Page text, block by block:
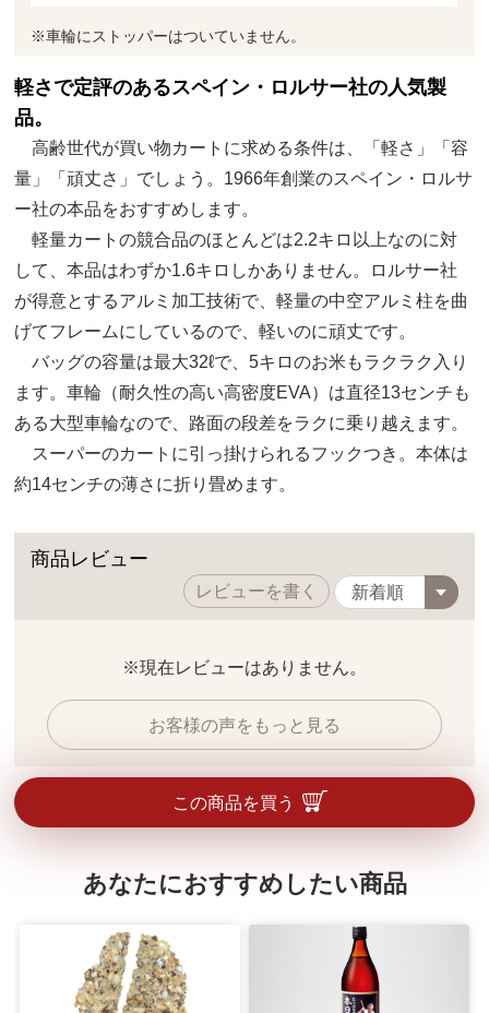
※車輪にストッパーはついていません。
軽さで定評のあるスペイン・ロルサー社の人気製
品。
高齢世代が買い物カートに求める条件は、「軽さ」「容
量」「頑丈さ」でしょう。1966年創業のスペイン・ロルサ
ー社の本品をおすすめします。
軽量カートの競合品のほとんどは2.2キロ以上なのに対
して、本品はわずか1.6キロしかありません。ロルサー社
が得意とするアルミ加工技術で、軽量の中空アルミ柱を曲
げてフレームにしているので、軽いのに頑丈です。
バッグの容量は最大32ℓで、5キロのお米もラクラク入り
ます。車輪（耐久性の高い高密度EVA）は直径13センチも
ある大型車輪なので、路面の段差をラクに乗り越えます。
スーパーのカートに引っ掛けられるフックつき。本体は
約14センチの薄さに折り畳めます。
商品レビュー
レビューを書く
※現在レビューはありません。
お客様の声をもっと見る
この商品を買う
あなたにおすすめしたい商品